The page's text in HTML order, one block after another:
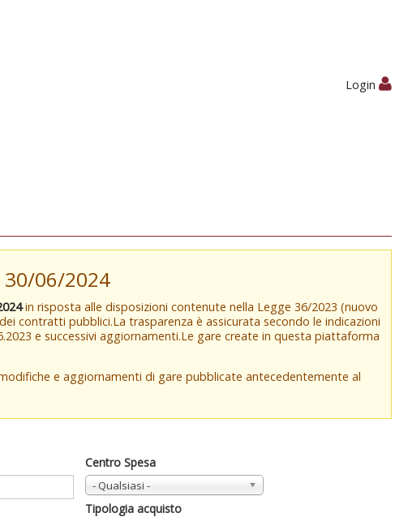
Login
06/2024
in risposta alle disposizioni contenute nella Legge 36/2023 (nuovo
contratti pubblici.La trasparenza è assicurata secondo le indicazioni
e successivi aggiornamenti.Le gare create in questa piattaforma
e aggiornamenti di gare pubblicate antecedentemente al
Centro Spesa
- Qualsiasi -
Tipologia acquisto